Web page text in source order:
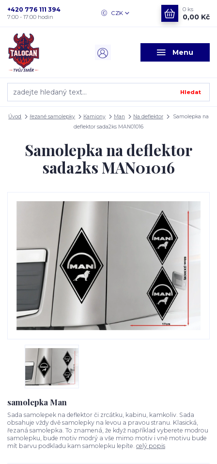
Menu
CZK
Hledat
+420 776 111 394
7:00 - 17:00 hodin
0 ks
0,00 Kč
Úvod řezané samolepky Kamiony Man Na deflektor
Samolepka na
deflektor sada2ks MAN01016
Samolepka na deflektor
sada2ks MAN01016
samolepka Man
Sada samolepek na deflektor či zrcátku, kabinu, kamkoliv. Sada
obsahuje vždy dvě samolepky na levou a pravou stranu. Klasická,
řezaná samolepka. To znamená, že když například vyberete modrou
samolepku, bude motiv modrý a vše mimo motiv i vně motivu bude
mít barvu podkladu kam samolepku lepíte. celý popis